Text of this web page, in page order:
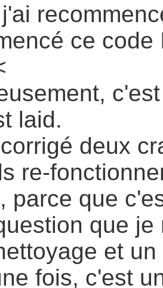
ce code
laid.
deux
re-
parce que
que
et
fois, c'est